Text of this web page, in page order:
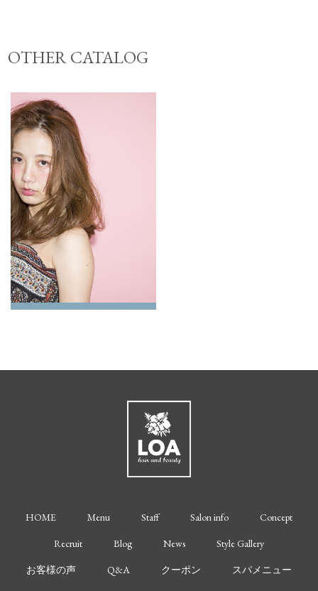
OTHER CATALOG
HOME Menu Staff Salon info Concept
Recruit Blog News Style Gallery
お客様の声 Q&A クーポン スパメニュー